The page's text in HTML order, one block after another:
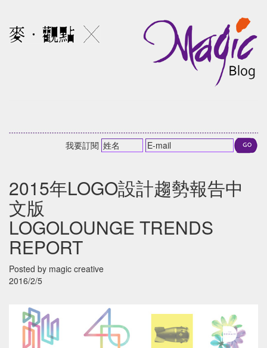
我要訂閱
2015年LOGO設計趨勢報告中
文版
LOGOLOUNGE TRENDS
REPORT
Posted by magic creative
2016/2/5